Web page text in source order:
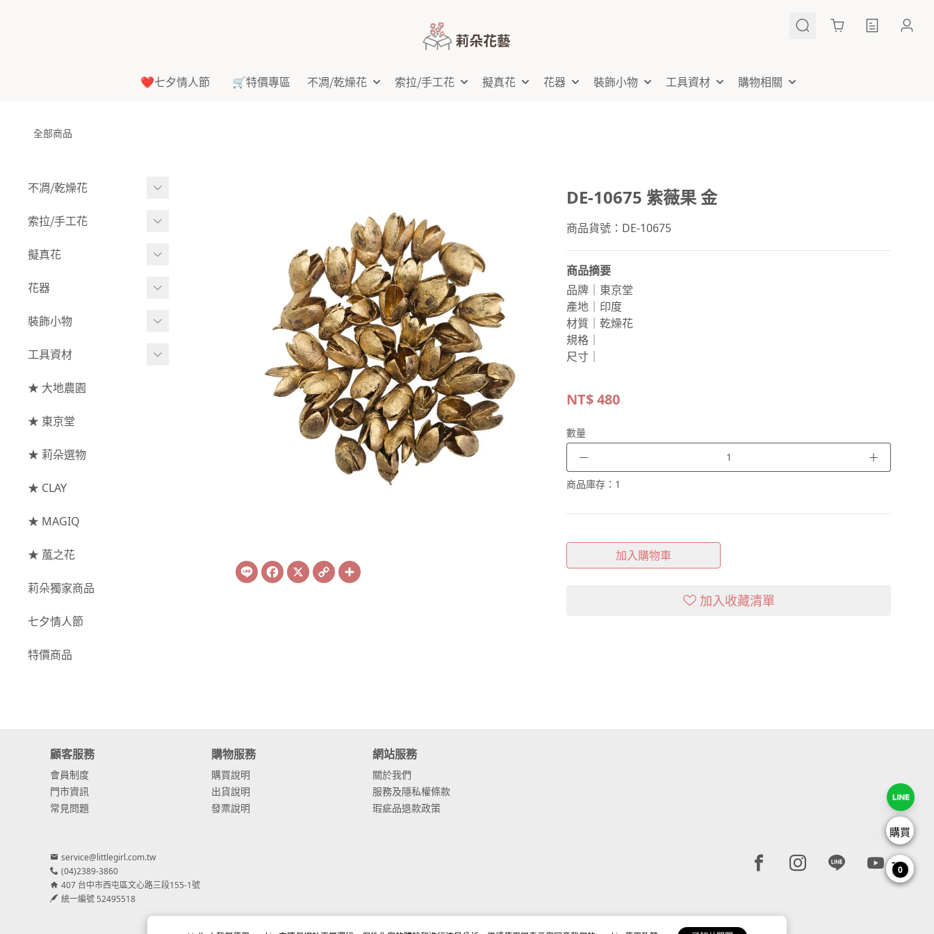
Cart
❤️七夕情人節 🛒特價專區 不凋⧸乾燥花 索拉⧸手工花 擬真花 花器 裝飾小物 工具資材 購物相關
全部商品
不凋⧸乾燥花
多色組合
- 其他
玫瑰
大玫瑰
- 迷你玫瑰
- 庭園玫瑰
- 其他玫瑰
主花
菊花
-
蘭花⧸大理花
康乃馨
- 安娜貝爾繡球花
- 日本繡球花
- 重瓣繡球花
配花
- 滿天星⧸木滿天星
索拉⧸手工花
索拉花(有花莖)
- 莉朵獨家水染
- 大地農園
索拉花(僅花頭)
原色
擬真花
盆栽⧸成品
綜合花束
葉材⧸藤蔓
枝條
果實
花器
小型花器
中大型花器
捧花架⧸吊架
藤圈⧸注連繩
提籃
裝飾小物
裝飾⧸擺飾
花插
工具資材
工具⧸型錄
資材
★ 大地農園
★ 東京堂
★ 莉朵選物
★ CLAY
★ MAGIQ
★ 葻之花
莉朵獨家商品
七夕情人節
特價商品
Line Facebook
X Copy
Link
DE-10675 紫薇果 金
商品貨號：DE-10675
商品摘要
品牌｜東京堂
產地｜印度
材質｜乾燥花
規格｜
尺寸｜
NT$480
數量
－ ＋
商品庫存： 1
加入購物車
加入收藏清單
顧客服務
會員制度
門市資訊
常見問題
購物服務
購買說明
出貨說明
發票說明
網站服務
關於我們
服務及隱私權條款
瑕疵品退款政策
service@littlegirl.com.tw
(04)2389-3860
407 台中市西屯區文心路三段155-1號
統一編號 52495518
Facebook page
Instagram page
Line pageYoutube
購買
0